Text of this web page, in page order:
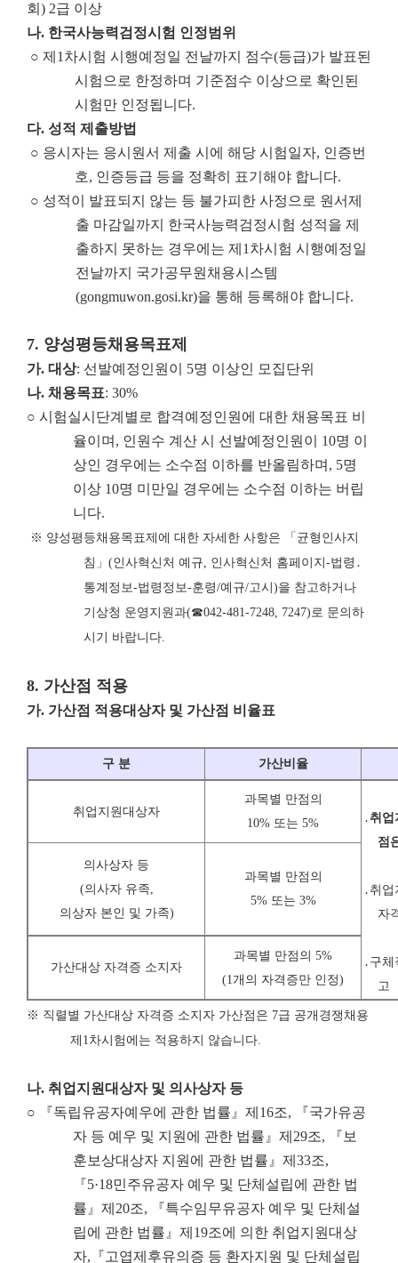
회) 2급 이상
나. 한국사능력검정시험 인정범위
○ 제1차시험 시행예정일 전날까지 점수(등급)가 발표된
시험으로 한정하며 기준점수 이상으로 확인된
시험만 인정됩니다.
다. 성적 제출방법
○ 응시자는 응시원서 제출 시에 해당 시험일자, 인증번
호, 인증등급 등을 정확히 표기해야 합니다.
○ 성적이 발표되지 않는 등 불가피한 사정으로 원서제
출 마감일까지 한국사능력검정시험 성적을 제
출하지 못하는 경우에는 제1차시험 시행예정일
전날까지 국가공무원채용시스템
(gongmuwon.gosi.kr)을 통해 등록해야 합니다.
7. 양성평등채용목표제
가. 대상: 선발예정인원이 5명 이상인 모집단위
나. 채용목표: 30%
○ 시험실시단계별로 합격예정인원에 대한 채용목표 비
율이며, 인원수 계산 시 선발예정인원이 10명 이
상인 경우에는 소수점 이하를 반올림하며, 5명
이상 10명 미만일 경우에는 소수점 이하는 버립
니다.
※ 양성평등채용목표제에 대한 자세한 사항은 「 균형인사지
침 」(인사혁신처 예규, 인사혁신처 홈페이지-법령 ․
통계정보-법령정보-훈령/예규/고시)을 참고하거나
기상청 운영지원과(☎042-481-7248, 7247)로 문의하
시기 바랍니다.
8. 가산점 적용
가. 가산점 적용대상자 및 가산점 비율표
구 분 가산비율
취업지원대상자
과목별 만점의
10% 또는 5%
․ 취업
점
․취
자
․구
고
의사상자 등
(의사자 유족,
의상자 본인 및 가족)
과목별 만점의
5% 또는 3%
가산대상 자격증 소지자
과목별 만점의 5%
(1개의 자격증만 인정)
※ 직렬별 가산대상 자격증 소지자 가산점은 7급 공개경쟁채용
제 1 차시험에는 적용하지 않습니다.
나. 취업지원대상자 및 의사상자 등
○ 『독립유공자예우에 관한 법률』제16조, 『국가유공
자 등 예우 및 지원에 관한 법률』제29조, 『보
훈보상대상자 지원에 관한 법률』제33조,
『5·18민주유공자 예우 및 단체설립에 관한 법
률』제20조, 『특수임무유공자 예우 및 단체설
립에 관한 법률』제19조에 의한 취업지원대상
자,『고엽제후유의증 등 환자지원 및 단체설립